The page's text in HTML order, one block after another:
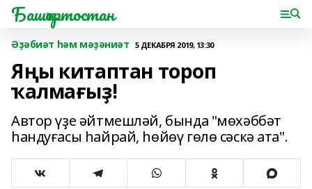
Башҡортостан
Әҙәбиәт һәм мәҙәниәт 5 ДЕКАБРЯ 2019, 13:30
Яңы китаптан тороп
ҡалмағыҙ!
Автор үҙе әйтмешләй, бында "мөхәббәт
һандуғасы һайрай, һөйөү гөлө сәскә ата".